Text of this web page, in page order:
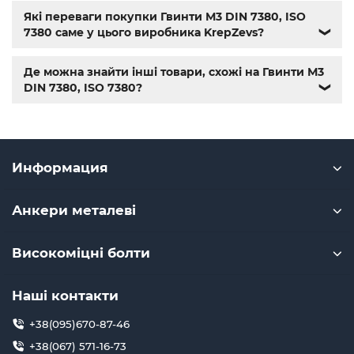
крепежные изделия,купить винты, болты киев,болты
нержавейка ,болты с гайкой,болт нержавійка
купить
Які переваги покупки Гвинти М3 DIN 7380, ISO
7380 саме у цього виробника KrepZevs?
❯
Де можна знайти інші товари, схожі на Гвинти М3
DIN 7380, ISO 7380?
❯
Информация
Анкери металеві
Високоміцні болти
Наші контакти
+38(095)670-87-46
+38(067) 571-16-73